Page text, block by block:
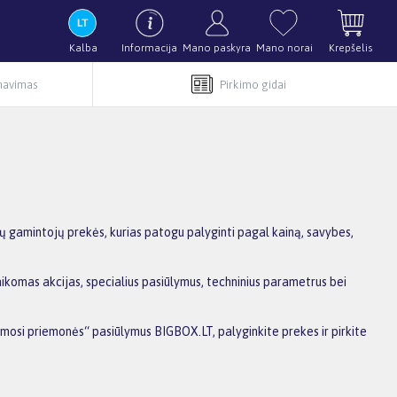
Kalba Informacija Mano paskyra Mano norai Krepšelis
Pirkimo gidai
gamintojų prekės, kurias patogu palyginti pagal kainą, savybes,
akcijas, specialius pasiūlymus, techninius parametrus bei
priemonės“ pasiūlymus BIGBOX.LT, palyginkite prekes ir pirkite